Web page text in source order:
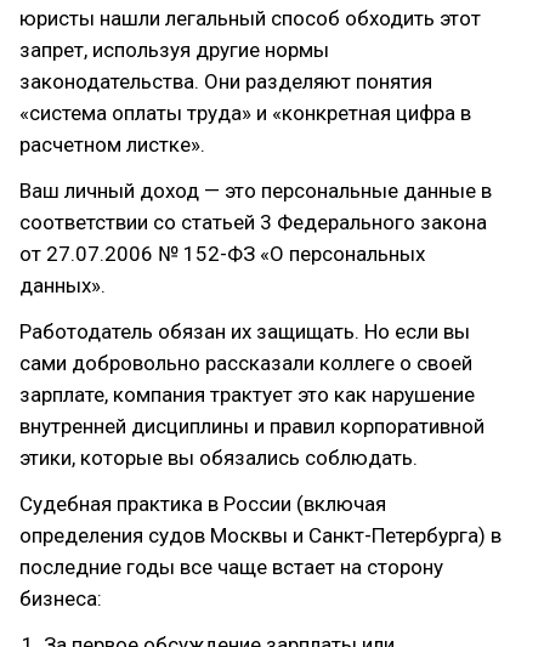
юристы нашли легальный способ обходить этот
запрет, используя другие нормы
законодательства. Они разделяют понятия
«система оплаты труда» и «конкретная цифра в
расчетном листке».
Ваш личный доход — это персональные данные в
соответствии со статьей 3 Федерального закона
от 27.07.2006 № 152-ФЗ «О персональных
данных».
Работодатель обязан их защищать. Но если вы
сами добровольно рассказали коллеге о своей
зарплате, компания трактует это как нарушение
внутренней дисциплины и правил корпоративной
этики, которые вы обязались соблюдать.
Судебная практика в России (включая
определения судов Москвы и Санкт-Петербурга) в
последние годы все чаще встает на сторону
бизнеса: